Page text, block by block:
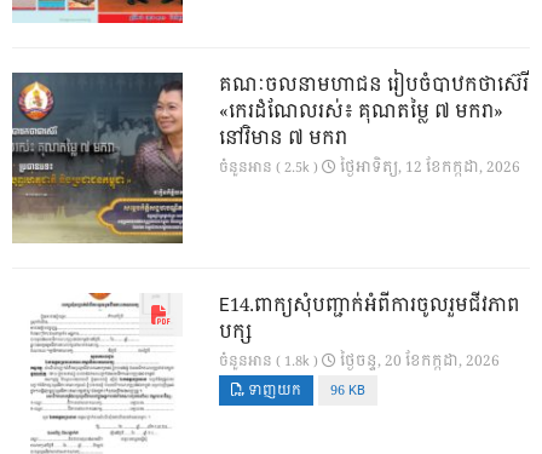
គណៈចលនាមហាជន រៀបចំបាឋកថាស៊េរី
«កេរដំណែលរស់៖ គុណតម្លៃ ៧ មករា»
នៅវិមាន ៧ មករា
ចំនួនអាន ( 2.5k ) ថ្ងៃ​អាទិត្យ, 12 ខែ​កក្កដា, 2026
E14.ពាក្យសុំបញ្ជាក់អំពីការចូលរួមជីវភាព
បក្ស
ចំនួនអាន ( 1.8k ) ថ្ងៃ​ចន្ទ, 20 ខែ​កក្កដា, 2026
ទាញយក 96 KB